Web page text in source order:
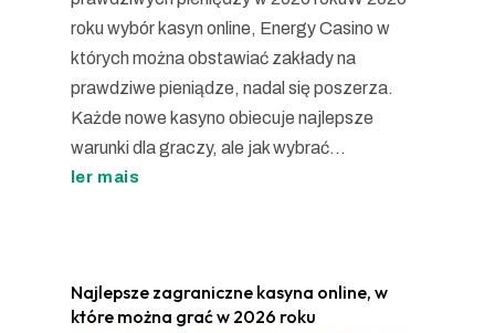
roku wybór kasyn online, Energy Casino w
których można obstawiać zakłady na
prawdziwe pieniądze, nadal się poszerza.
Każde nowe kasyno obiecuje najlepsze
warunki dla graczy, ale jak wybrać...
ler mais
Najlepsze zagraniczne kasyna online, w
które można grać w 2026 roku